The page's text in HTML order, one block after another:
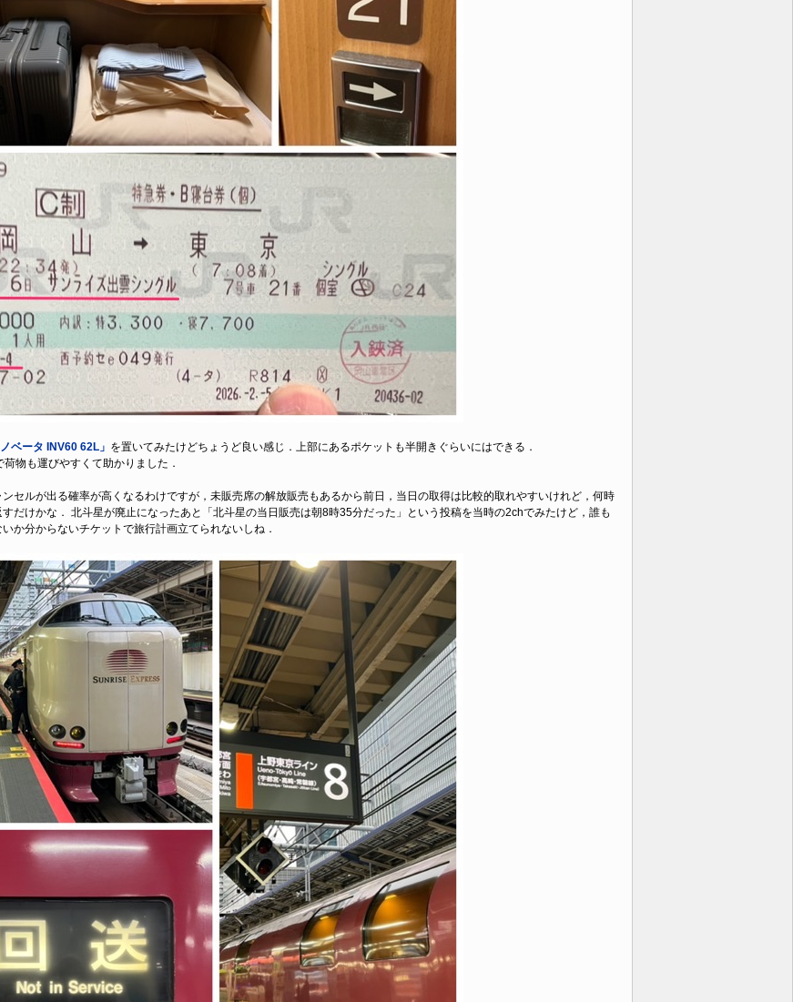
ベータ INV60 62L」 を置いてみたけどちょうど良い感じ．上部にあるポケットも半開きぐらいにはできる．
物も運びやすくて助かりました．
セルが出る確率が高くなるわけですが，未販売席の解放販売もあるから前日，当日の取得は比較的取れやすいけれど，何時
だけかな． 北斗星が廃止になったあと「北斗星の当日販売は朝8時35分だった」という投稿を当時の2chでみたけど，誰も
か分からないチケットで旅行計画立てられないしね．